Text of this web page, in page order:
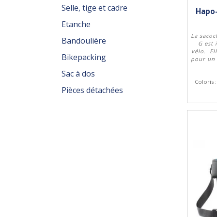
Selle, tige et cadre
Etanche
Bandoulière
Bikepacking
Sac à dos
Pièces détachées
La
G est
vélo.
pour un
Coloris